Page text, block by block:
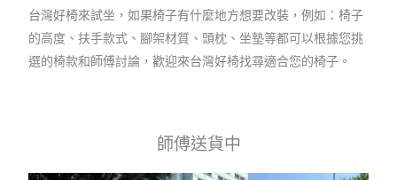
台灣好椅來試坐，如果椅子有什麼地方想要改裝，例如：椅子
的高度、扶手款式、腳架材質、頭枕、坐墊等都可以根據您挑
選的椅款和師傅討論，歡迎來台灣好椅找尋適合您的椅子。
師傅送貨中